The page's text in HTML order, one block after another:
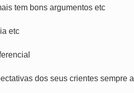
com a vida familiar
a diretoria
tem bons argumentos etc
etc
dos seus crientes sempre a